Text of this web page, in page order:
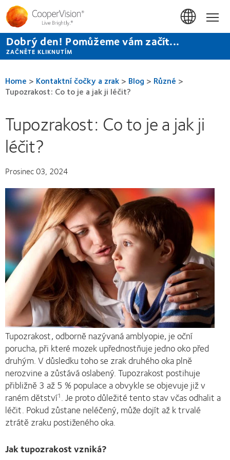
Přejít
hlavnímu
obsahu
Dobrý den! Pomůžeme vám začít...
ZAČNĚTE KLIKNUTÍM
Home > Kontaktní čočky a zrak > Blog > Různé >
Tupozrakost: Co to je a jak ji léčit?
Tupozrakost: Co to je a jak ji
léčit?
Prosinec 03, 2024
Tupozrakost, odborně nazývaná amblyopie, je oční
porucha, při které mozek upřednostňuje jedno oko před
druhým. V důsledku toho se zrak druhého oka plně
nerozvine a zůstává oslabený. Tupozrakost postihuje
přibližně 3 až 5 % populace a obvykle se objevuje již v
raném dětství1. Je proto důležité tento stav včas odhalit a
léčit. Pokud zůstane neléčený, může dojít až k trvalé
ztrátě zraku postiženého oka.
Jak tupozrakost vzniká?